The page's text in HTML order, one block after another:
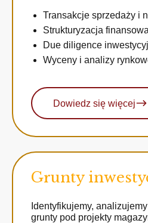
Transakcje sprzedaży i
Strukturyzacja
Due diligence
Wyceny i analizy
Dowiedz się więcej
Grunty
Identyfikujemy,
grunty pod projekty